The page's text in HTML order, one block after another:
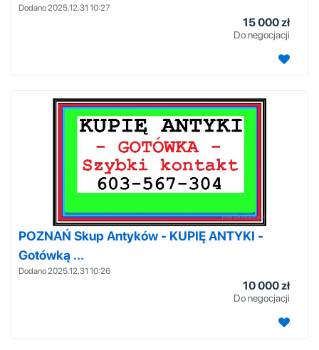
Dodano 2025.12.31 10:27
15 000 zł
Do negocjacji
POZNAŃ Skup Antyków - KUPIĘ ANTYKI -
Gotówką ...
Dodano 2025.12.31 10:26
10 000 zł
Do negocjacji